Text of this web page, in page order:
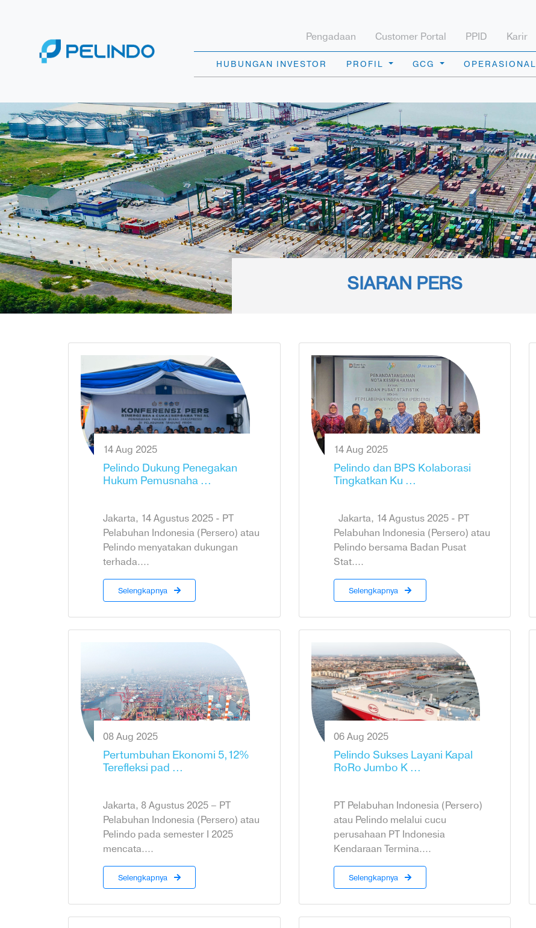
Pengadaan Customer Portal PPID Karir
HUBUNGAN INVESTOR PROFIL GCG OPERASIONAL
SIARAN PERS
14 Aug 2025
Pelindo Dukung Penegakan
Hukum Pemusnaha ...
Jakarta, 14 Agustus 2025 - PT
Pelabuhan Indonesia (Persero) atau
Pelindo menyatakan dukungan
terhada....
Selengkapnya
14 Aug 2025
Pelindo dan BPS Kolaborasi
Tingkatkan Ku ...
Jakarta, 14 Agustus 2025 - PT
Pelabuhan Indonesia (Persero) atau
Pelindo bersama Badan Pusat
Stat....
Selengkapnya
08 Aug 2025
Pertumbuhan Ekonomi 5,12%
Terefleksi pad ...
Jakarta, 8 Agustus 2025 – PT
Pelabuhan Indonesia (Persero) atau
Pelindo pada semester I 2025
mencata....
Selengkapnya
06 Aug 2025
Pelindo Sukses Layani Kapal
RoRo Jumbo K ...
PT Pelabuhan Indonesia (Persero)
atau Pelindo melalui cucu
perusahaan PT Indonesia
Kendaraan Termina....
Selengkapnya